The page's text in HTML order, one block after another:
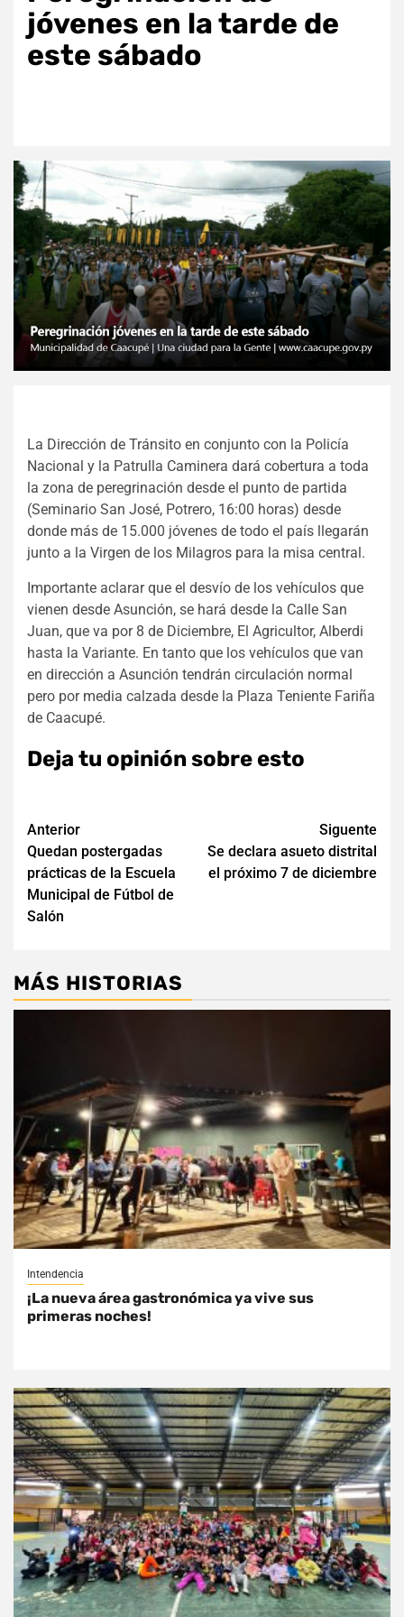
jóvenes en la tarde de
este sábado
La Dirección de Tránsito en conjunto con la Policía
Nacional y la Patrulla Caminera dará cobertura a toda
la zona de peregrinación desde el punto de partida
(Seminario San José, Potrero, 16:00 horas) desde
donde más de 15.000 jóvenes de todo el país llegarán
junto a la Virgen de los Milagros para la misa central.
Importante aclarar que el desvío de los vehículos que
vienen desde Asunción, se hará desde la Calle San
Juan, que va por 8 de Diciembre, El Agricultor, Alberdi
hasta la Variante. En tanto que los vehículos que van
en dirección a Asunción tendrán circulación normal
pero por media calzada desde la Plaza Teniente Fariña
de Caacupé.
Deja tu opinión sobre esto
Navegación
de
entradas
Anterior
Quedan postergadas
prácticas de la Escuela
Municipal de Fútbol de
Salón
Siguente
Se declara asueto distrital
el próximo 7 de diciembre
MÁS HISTORIAS
Intendencia
¡La nueva área gastronómica ya vive sus
primeras noches!